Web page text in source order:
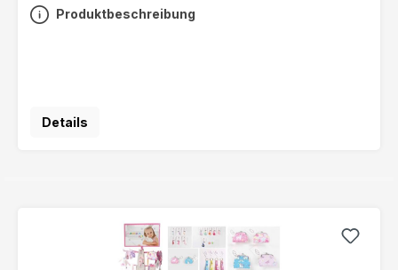
Produktbeschreibung
Details